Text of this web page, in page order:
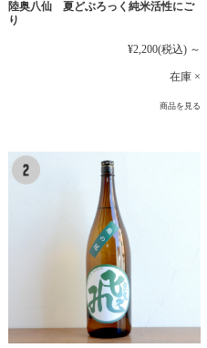
陸奥八仙 夏どぶろっく純米活性にご
り
¥2,200(税込) ～
在庫 ×
商品を見る